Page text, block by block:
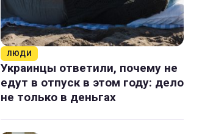
ЛЮДИ
Украинцы ответили, почему не
едут в отпуск в этом году: дело
не только в деньгах